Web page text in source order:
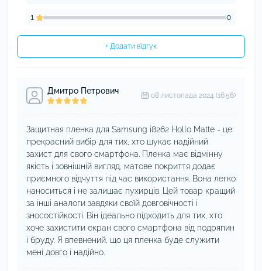
1 0
+ Додати відгук
Дмитро Петрович 08 листопада 2024 (16:56)
Защитная пленка для Samsung i8262 Hollo Matte - це
прекрасний вибір для тих, хто шукає надійний
захист для свого смартфона. Пленка має відмінну
якість і зовнішній вигляд, матове покриття додає
приємного відчуття під час використання. Вона легко
наноситься і не залишає пухирців. Цей товар кращий
за інші аналоги завдяки своїй довговічності і
зносостійкості. Він ідеально підходить для тих, хто
хоче захистити екран свого смартфона від подряпин
і бруду. Я впевнений, що ця пленка буде служити
мені довго і надійно.